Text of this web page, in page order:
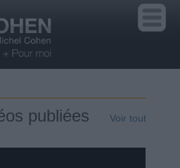
publiées Voir tout